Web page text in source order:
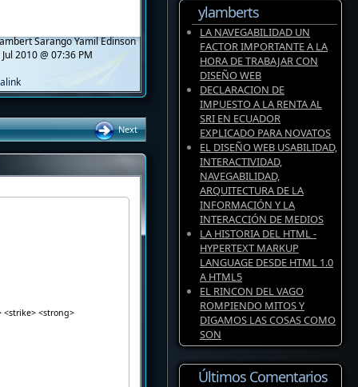
Sarango Yamil Edinson
Jul 2010 @ 07:36 PM
Next
<strike> <strong>
ylamberts
LA NAVEGABILIDAD UN
FACTOR IMPORTANTE A LA
HORA DE TRABAJAR CON
DISEÑO WEB
DECLARACION DE
IMPUESTO A LA RENTA AL
SRI EN ECUADOR
EXPLICADO PARA NOVATOS
EL DISEÑO WEB USABILIDAD,
INTERACTIVIDAD,
NAVEGABILIDAD,
ARQUITECTURA DE LA
INFORMACIÓN Y LA
INTERACCIÓN DE MEDIOS
LA HISTORIA DEL HTML -
HYPERTEXT MARKUP
LANGUAGE DESDE HTML 1.0
A HTML5
EL RINCON DEL VAGO
ROMPIENDO MITOS Y
DIGAMOS LAS COSAS COMO
SON
Últimos Comentarios